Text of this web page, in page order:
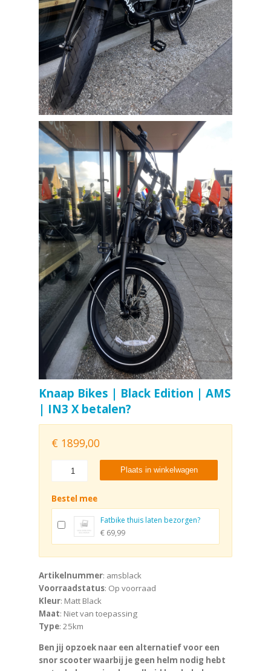
Knaap Bikes | Black Edition | AMS
| IN3 X betalen?
€ 1899,00
Plaats in winkelwagen
Bestel mee
Fatbike thuis laten bezorgen?
€ 69,99
Artikelnummer: amsblack
Voorraadstatus: Op voorraad
Kleur: Matt Black
Maat: Niet van toepassing
Type: 25km
Ben jij opzoek naar een alternatief voor een
snor scooter waarbij je geen helm nodig hebt